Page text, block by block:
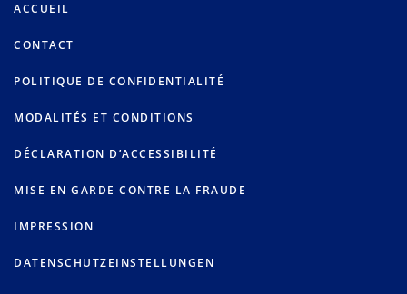
ACCUEIL
CONTACT
POLITIQUE DE CONFIDENTIALITÉ
MODALITÉS ET CONDITIONS
DÉCLARATION D’ACCESSIBILITÉ
MISE EN GARDE CONTRE LA FRAUDE
IMPRESSION
DATENSCHUTZEINSTELLUNGEN